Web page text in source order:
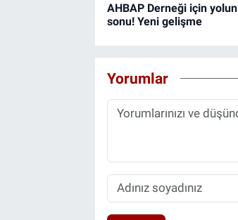
AHBAP Derneği için yolun
sonu! Yeni gelişme
Yorumlar